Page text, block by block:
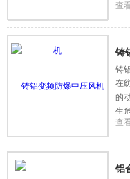
查
铸
铸
在
的
生
查
铝